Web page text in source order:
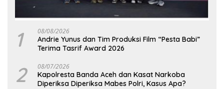
1 08/08/2026
Andrie Yunus dan Tim Produksi Film “Pesta Babi”
Terima Tasrif Award 2026
2 08/07/2026
Kapolresta Banda Aceh dan Kasat Narkoba
Diperiksa Diperiksa Mabes Polri, Kasus Apa?